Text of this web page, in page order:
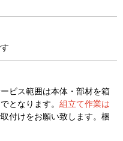
ビス範囲は本体・部材を箱
となります。 組立て作業は
付けをお願い致します。梱